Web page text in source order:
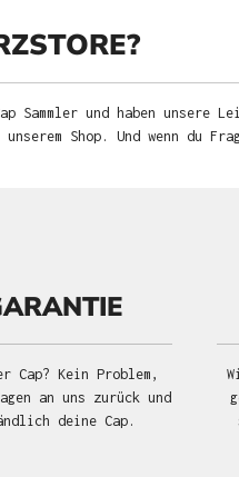
und haben unsere
Shop. Und wenn du
Kein Problem,
an uns zurück und
deine Cap.